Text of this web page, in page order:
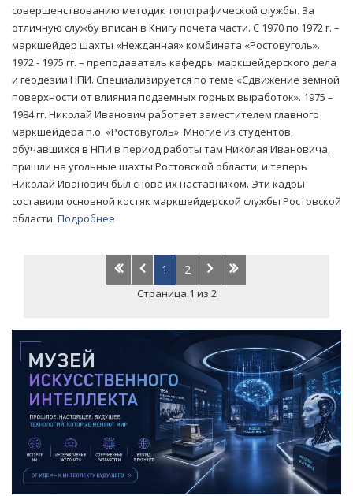
совершенствованию методик топографической службы. За
отличную службу вписан в Книгу почета части. С 1970 по 1972 г. –
маркшейдер шахты «Нежданная» комбината «Ростовуголь».
1972 - 1975 гг. – преподаватель кафедры маркшейдерского дела
и геодезии НПИ. Специализируется по теме «Сдвижение земной
поверхности от влияния подземных горных выработок». 1975 –
1984 гг. Николай Иванович работает заместителем главного
маркшейдера п.о. «Ростовуголь». Многие из студентов,
обучавшихся в НПИ в период работы там Николая Ивановича,
пришли на угольные шахты Ростовской области, и теперь
Николай Иванович был снова их наставником. Эти кадры
составили основной костяк маркшейдерской службы Ростовской
области. Подробнее
1 2
Страница 1 из 2